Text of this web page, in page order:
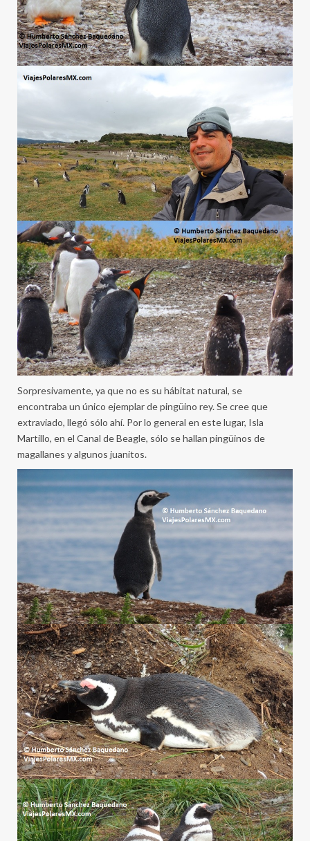
Sorpresivamente, ya que no es su hábitat natural, se
encontraba un único ejemplar de pingüino rey. Se cree que
extraviado, llegó sólo ahí. Por lo general en este lugar, Isla
Martillo, en el Canal de Beagle, sólo se hallan pingüinos de
magallanes y algunos juanitos.